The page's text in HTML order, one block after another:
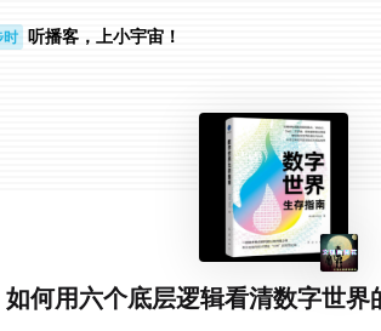
上 听播客，上小宇宙！
如何用六个底层逻辑看清数字世界